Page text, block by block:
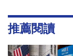
推薦閱讀